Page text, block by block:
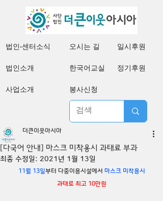
오시는 길
법인·센터소식 일시후원
한국어교실
법인소개
봉사신청
정기후원
사업소개
[다국어 안내] 마스크 미착용시 과태료 부과
더큰이웃아시아
최종 수정일: 2021년 1월 13일
11월 13일부터 다중이용시설에서 마스크 미착용시
과태료 최고 10만원